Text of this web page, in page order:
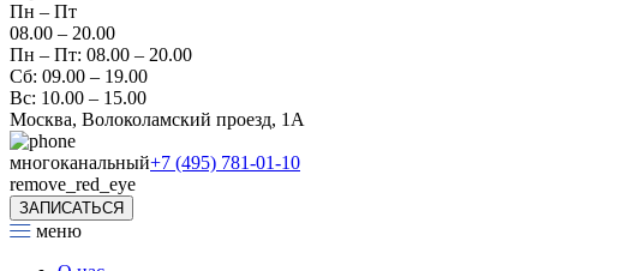
Пн – Пт
08.00 – 20.00
Пн – Пт: 08.00 – 20.00
Сб: 09.00 – 19.00
Вс: 10.00 – 15.00
Москва, Волоколамский проезд, 1А
многоканальный+7 (495) 781-01-10
remove_red_eye
ЗАПИСАТЬСЯ
меню